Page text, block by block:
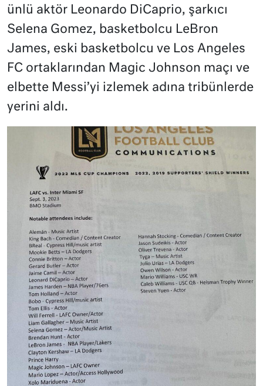
ünlü aktör Leonardo DiCaprio, şarkıcı
Selena Gomez, basketbolcu LeBron
James, eski basketbolcu ve Los Angeles
FC ortaklarından Magic Johnson maçı ve
elbette Messi’yi izlemek adına tribünlerde
yerini aldı.